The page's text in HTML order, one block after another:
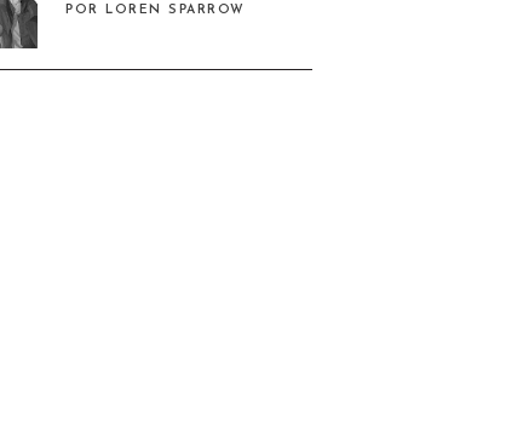
POR LOREN SPARROW